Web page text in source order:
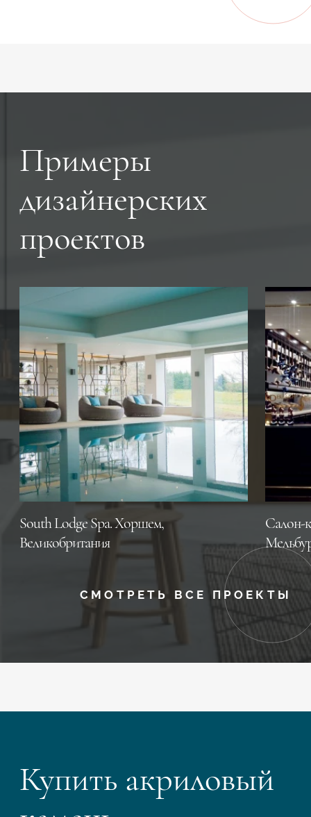
Примеры
дизайнерских
проектов
South Lodge Spa. Хоршем,
Великобритания
Салон-
СМОТРЕТЬ ВСЕ ПРОЕКТЫ
Купить акриловый